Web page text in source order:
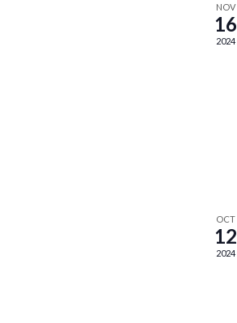
NOV
16
2024
OCT
12
2024